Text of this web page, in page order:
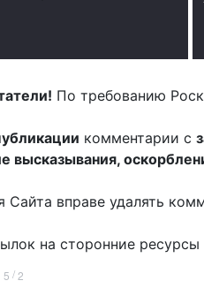
По требованию
комментарии с
высказывания,
вправе удалять
на сторонние ресурсы
5 /2